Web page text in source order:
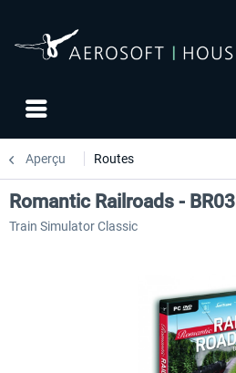
Aperçu Routes
Romantic Railroads - BR03
Train Simulator Classic